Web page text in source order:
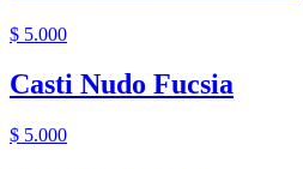
$ 5.000
Casti Nudo Fucsia
$ 5.000